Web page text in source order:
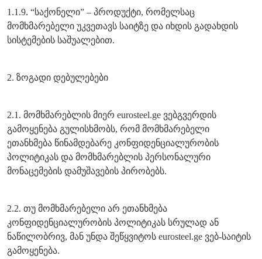
1.1.9. “საქონელი” – პროდუქტი, რომელსაც
მომხმარებელი უკვეთავს საიტზე და იხდის გადახდის
სისტემების საშუალებით.
2. ზოგადი დებულებები
2.1. მომხმარებლის მიერ eurosteel.ge ვებგვერდის
გამოყენება გულისხმობს, რომ მომხმარებელი
ეთანხმება წინამდებარე კონფიდენციალურობის
პოლიტიკას და მომხმარებლის პერსონალური
მონაცემების დამუშავების პირობებს.
2.2. თუ მომხმარებელი არ ეთანხმება
კონფიდენციალურობის პოლიტიკას სრულად ან
ნაწილობრივ, მან უნდა შეწყვიტოს eurosteel.ge ვებ-საიტის
გამოყენება.